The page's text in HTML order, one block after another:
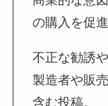
の購入を促
不正な勧誘
製造者や販
含む投稿。